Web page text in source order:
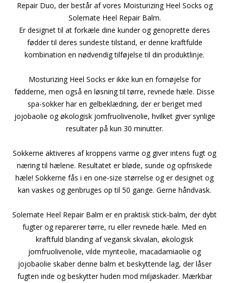
Repair Duo, der består af vores Moisturizing Heel Socks og
Solemate Heel Repair Balm.
Er designet til at forkæle dine kunder og genoprette deres
fødder til deres sundeste tilstand, er denne kraftfulde
kombination en nødvendig tilføjelse til din produktlinje.
Mosturizing Heel Socks er ikke kun en fornøjelse for
fødderne, men også en løsning til tørre, revnede hæle. Disse
spa-sokker har en gelbeklædning, der er beriget med
jojobaolie og økologisk jomfruolivenolie, hvilket giver synlige
resultater på kun 30 minutter.
Sokkerne aktiveres af kroppens varme og giver intens fugt og
næring til hælene. Resultatet er bløde, sunde og opfriskede
hæle! Sokkerne fås i en one-size størrelse og er designet og
kan vaskes og genbruges op til 50 gange. Gerne håndvask.
Solemate Heel Repair Balm er en praktisk stick-balm, der dybt
fugter og reparerer tørre, ru eller revnede hæle. Med en
kraftfuld blanding af vegansk skvalan, økologisk
jomfruolivenolie, vilde mynteolie, macadamiaolie og
jojobaolie skaber denne balm et beskyttende lag, der låser
fugten inde og beskytter huden mod miljøskader. Mærkbar